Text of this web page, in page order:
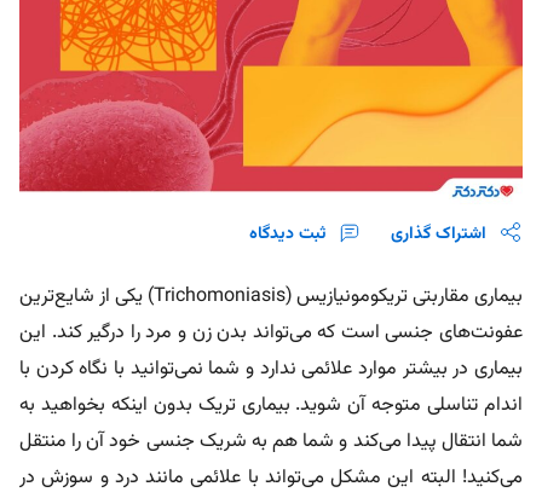
اشتراک گذاری ثبت دیدگاه
بیماری مقاربتی تریکومونیازیس (Trichomoniasis) یکی از شایع‌ترین
عفونت‌های جنسی است که می‌تواند بدن زن و مرد را درگیر کند. این
بیماری در بیشتر موارد علائمی ندارد و شما نمی‌توانید با نگاه کردن با
اندام تناسلی متوجه آن شوید. بیماری تریک بدون اینکه بخواهید به
شما انتقال پیدا می‌کند و شما هم به شریک جنسی خود آن را منتقل
می‌کنید! البته این مشکل می‌تواند با علائمی مانند درد و سوزش در